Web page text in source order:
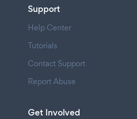
Support
Help Center
Tutorials
Contact Support
Report Abuse
Get Involved